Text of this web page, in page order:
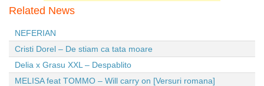
Related News
NEFERIAN
Cristi Dorel – De stiam ca tata moare
Delia x Grasu XXL – Despablito
MELISA feat TOMMO – Will carry on [Versuri romana]